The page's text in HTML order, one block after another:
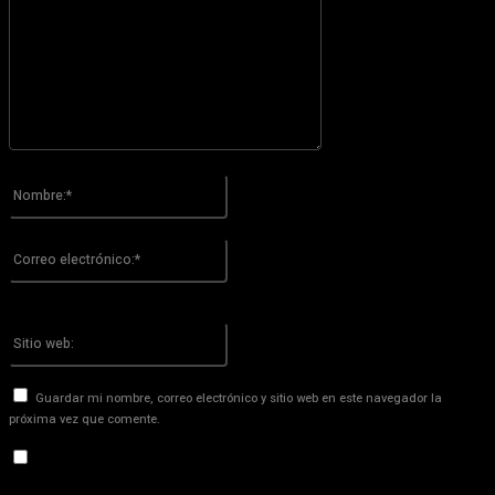
Nombre:*
Correo
Sitio
Guardar mi nombre, correo electrónico y sitio web en este navegador la
próxima vez que comente.